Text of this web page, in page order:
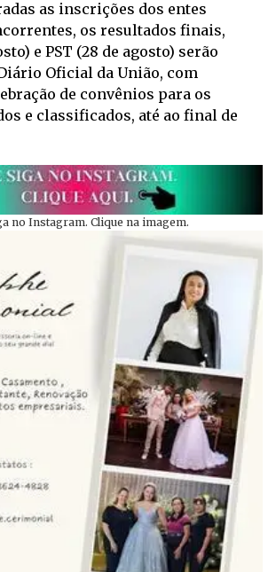
as inscrições dos entes
os resultados finais,
e PST (28 de agosto) serão
Oficial da União, com
de convênios para os
e classificados, até ao final de
no Instagram. Clique na imagem.